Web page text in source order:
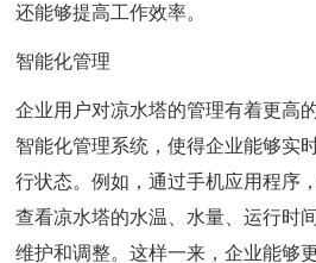
还能够提高工作效率。
智能化管理
企业用户对凉水塔的管理有着更高
智能化管理系统，使得企业能够实
行状态。例如，通过手机应用程序
查看凉水塔的水温、水量、运行时
维护和调整。这样一来，企业能够